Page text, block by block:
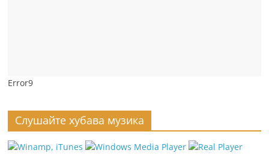
Error9
Слушайте хубава музика